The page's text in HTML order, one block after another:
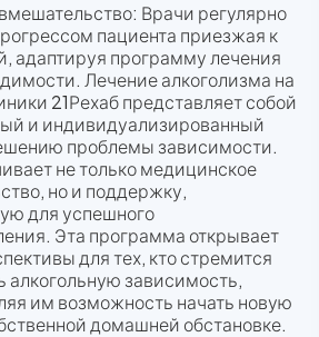
Врачи регулярно
пациента приезжая к
адаптируя программу лечения
Лечение алкоголизма на
21Рехаб представляет собой
и индивидуализированный
проблемы зависимости.
не только медицинское
но и поддержку,
для успешного
Эта программа открывает
для тех, кто стремится
алкогольную зависимость,
им возможность начать новую
домашней обстановке.